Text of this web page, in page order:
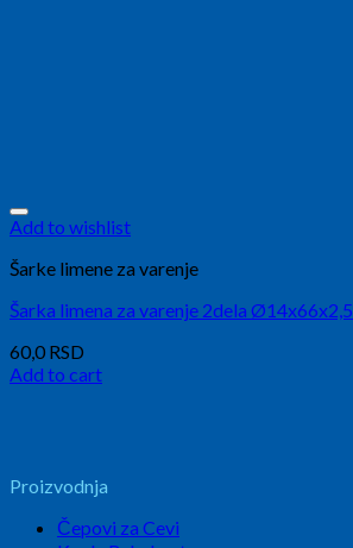
Add to wishlist
Šarke limene za varenje
Šarka limena za varenje 2dela Ø14x66x2,5
60,0 RSD
Add to cart
Proizvodnja
Čepovi za Cevi